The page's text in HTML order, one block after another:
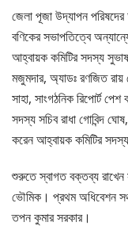
জেলা পূজা উদ্যাপন
বণিকের সভাপতিত্বে
আহ্বায়ক কমিটির সদস্য
মজুমদার, অ্যাডঃ রণজিত
সাহা, সাংগঠনিক রিপোর্ট
সদস্য সচিব রাধা গোবিন্দ
করেন আহ্বায়ক কমিটির সদস্য
শুরুতে স্বাগত বক্তব্য
ভৌমিক। প্রথম অধিবেশন
তপন কুমার সরকার।